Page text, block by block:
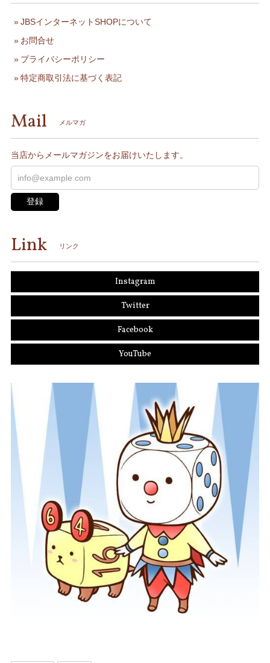
JBSインターネットSHOPについて
お問合せ
プライバシーポリシー
特定商取引法に基づく表記
Mail メルマガ
当店からメールマガジンをお届けいたします。
登録
Link リンク
Instagram
Twitter
Facebook
YouTube